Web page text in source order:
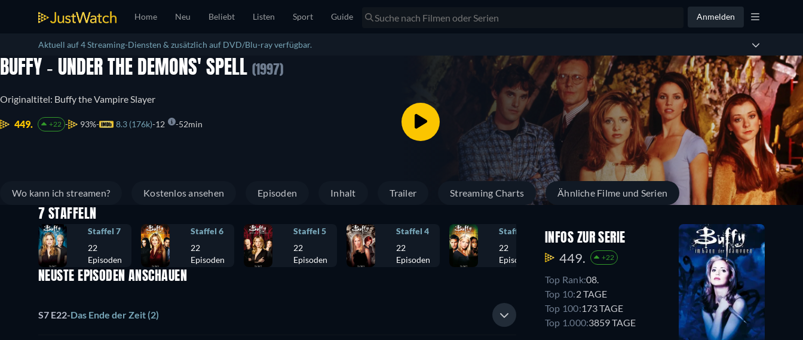
Home Neu Beliebt Listen Sport Guide Anmelden
Aktuell auf 4 Streaming-Diensten & zusätzlich auf DVD/Blu-ray verfügbar.
BUFFY - UNDER THE DEMONS' SPELL (1997)
Originaltitel: Buffy the Vampire Slayer
449. +22 93% 8.3 (176k) 12 52min
Wo kann ich streamen? Kostenlos ansehen Episoden Inhalt Trailer Streaming Charts Ähnliche Filme und Serien
7 STAFFELN
Staffel 7
22
Episoden
Staffel 6
22
Episoden
Staffel 5
22
Episoden
Staffel 4
22
Episoden
Staffel 3
22
Episoden
Staffel 2
Episoden
Staffel 1
12
Episoden
NEUSTE EPISODEN ANSCHAUEN
S7 E22-Das Ende der Zeit (2)
INFOS ZUR SERIE
449. +22
Top Rank:08.
Top 10:2 TAGE
Top 100:173 TAGE
Top 1.000:3859 TAGE